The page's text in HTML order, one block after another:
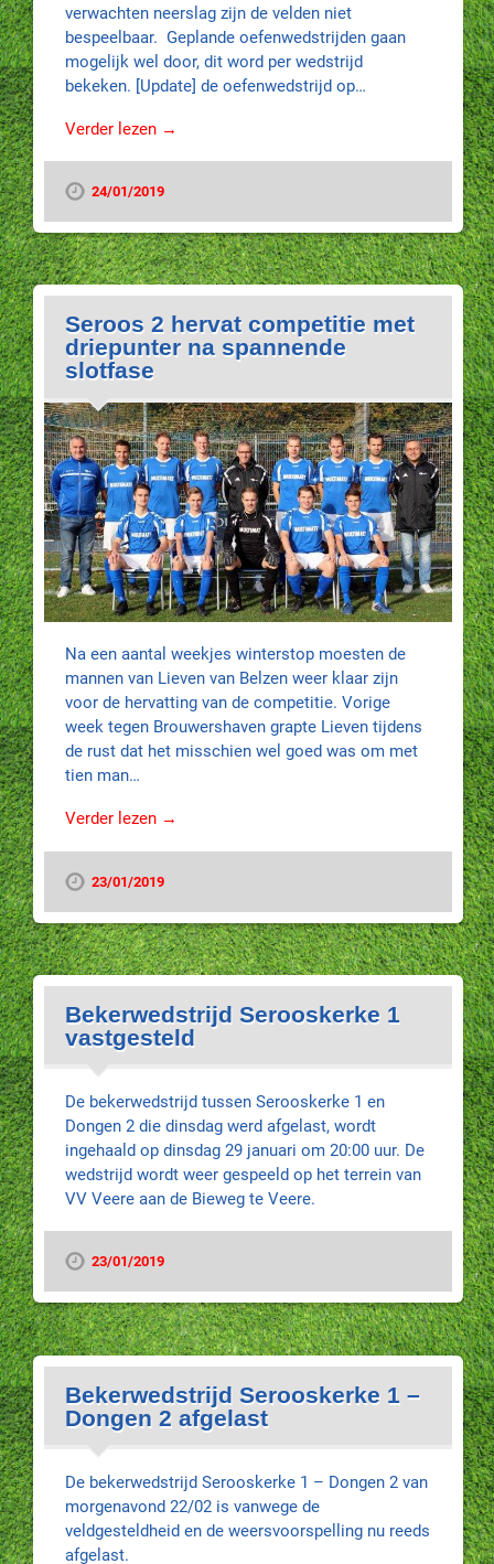
verwachten neerslag zijn de velden niet
bespeelbaar. Geplande oefenwedstrijden gaan
mogelijk wel door, dit word per wedstrijd
bekeken. [Update] de oefenwedstrijd op…
Verder lezen →
24/01/2019
Seroos 2 hervat competitie met
driepunter na spannende
slotfase
Na een aantal weekjes winterstop moesten de
mannen van Lieven van Belzen weer klaar zijn
voor de hervatting van de competitie. Vorige
week tegen Brouwershaven grapte Lieven tijdens
de rust dat het misschien wel goed was om met
tien man…
Verder lezen →
23/01/2019
Bekerwedstrijd Serooskerke 1
vastgesteld
De bekerwedstrijd tussen Serooskerke 1 en
Dongen 2 die dinsdag werd afgelast, wordt
ingehaald op dinsdag 29 januari om 20:00 uur. De
wedstrijd wordt weer gespeeld op het terrein van
VV Veere aan de Bieweg te Veere.
23/01/2019
Bekerwedstrijd Serooskerke 1 –
Dongen 2 afgelast
De bekerwedstrijd Serooskerke 1 – Dongen 2 van
morgenavond 22/02 is vanwege de
veldgesteldheid en de weersvoorspelling nu reeds
afgelast.